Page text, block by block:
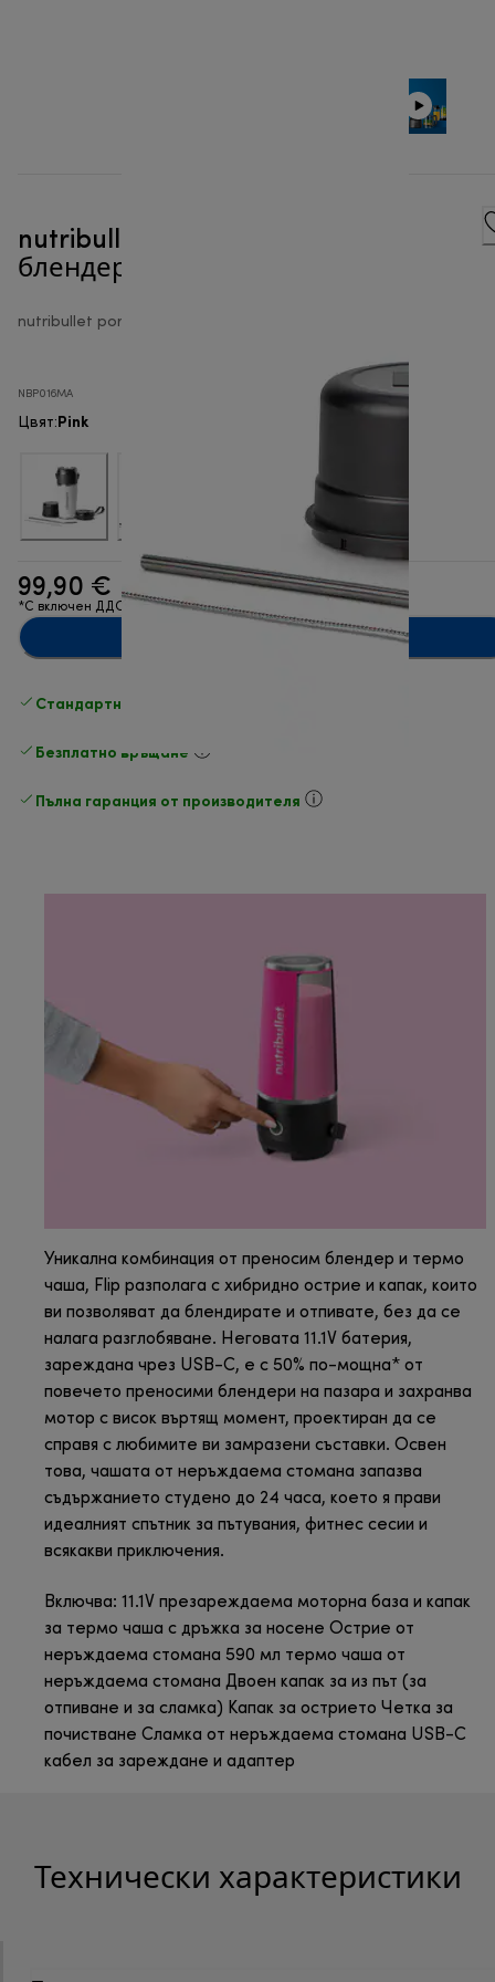
nutribullet® FLIP - Преносим
блендер
nutribullet portable
NBP016MA
Цвят:Pink
99,90 €
*С включен ДДС
Добавяне в количката
Стандартна безплатна доставка
Безплатно връщане
Пълна гаранция от производителя
Уникална комбинация от преносим блендер и термо
чаша, Flip разполага с хибридно острие и капак, които
ви позволяват да блендирате и отпивате, без да се
налага разглобяване. Неговата 11.1V батерия,
зареждана чрез USB-C, е с 50% по-мощна* от
повечето преносими блендери на пазара и захранва
мотор с висок въртящ момент, проектиран да се
справя с любимите ви замразени съставки. Освен
това, чашата от неръждаема стомана запазва
съдържанието студено до 24 часа, което я прави
идеалният спътник за пътувания, фитнес сесии и
всякакви приключения.
Включва: 11.1V презареждаема моторна база и капак
за термо чаша с дръжка за носене Острие от
неръждаема стомана 590 мл термо чаша от
неръждаема стомана Двоен капак за из път (за
отпиване и за сламка) Капак за острието Четка за
почистване Сламка от неръждаема стомана USB-C
кабел за зареждане и адаптер
Технически характеристики